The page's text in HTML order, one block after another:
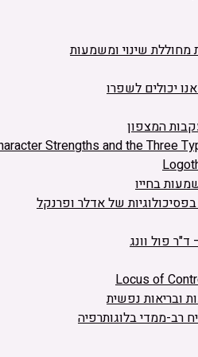
מחוללת שינוי ומשמעות
יכולים לשפרו
המצפון
Strengths and the Three
בחייו
של אדלר ופרנקל
פול וונג
Locus of
נפשית
רב-ממדי בלוגותרפיה